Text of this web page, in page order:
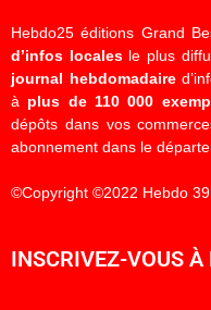
Hebdo25 éditions Grand
d’infos localesle plus
journal hebdomadaire
à plus de 110 000
dépôts dans vos
abonnement dans le
©Copyright ©2022 Hebdo 39
INSCRIVEZ-VOUS À